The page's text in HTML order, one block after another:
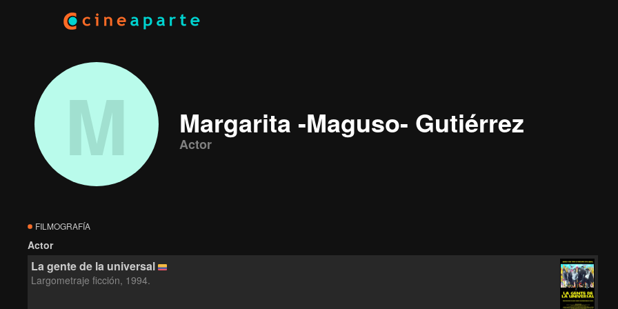
M Margarita -Maguso- Gutiérrez
Actor
FILMOGRAFÍA
Actor
La gente de la universal
Largometraje ficción, 1994.